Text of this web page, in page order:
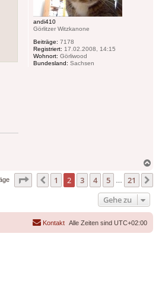
andi410
Görlitzer Witzkanone
Beiträge: 7178
Registriert: 17.02.2008, 14:15
Wohnort: Görliwood
Bundesland: Sachsen
Seite von21
Vorherige
1 2 3 4 5 21
Gehe zu
Alle Zeiten sind UTC+02:00
Kontakt